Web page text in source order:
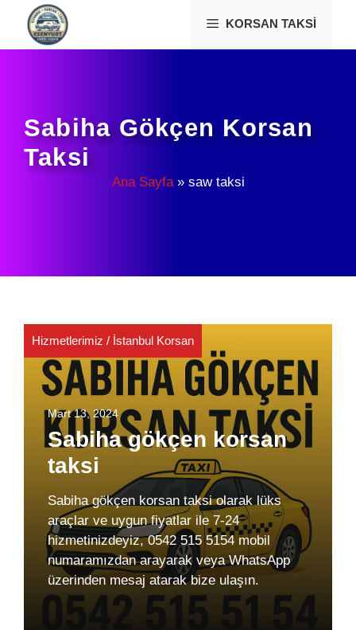
İçeriğe
KORSAN TAKSI
Sabiha Gökçen Korsan
Taksi
Ana Sayfa» saw taksi
Hizmetlerimiz / İstanbul Korsan
Mart 13, 2024
Sabiha gökçen korsan
taksi
Sabiha gökçen korsan taksi olarak lüks
araçlar ve uygun fiyatlar ile 7-24
hizmetinizdeyiz, 0542 515 5154 mobil
numaramızdan arayarak veya WhatsApp
üzerinden mesaj atarak bize ulaşın.